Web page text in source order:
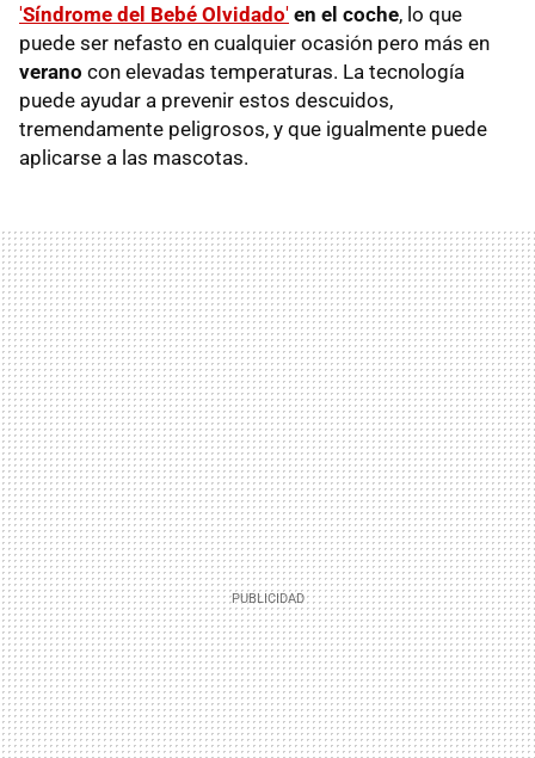
'Síndrome del Bebé Olvidado' en el coche, lo que
puede ser nefasto en cualquier ocasión pero más en
verano con elevadas temperaturas. La tecnología
puede ayudar a prevenir estos descuidos,
tremendamente peligrosos, y que igualmente puede
aplicarse a las mascotas.